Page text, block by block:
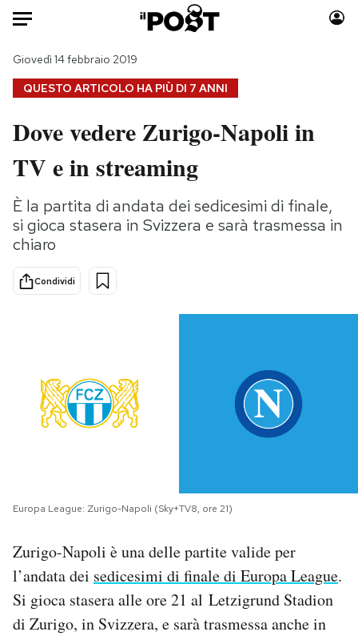
HOME
Italia
Politica
Tecnologia
Internet
Scienza
Cultura
Economia
Moda
Storie/Idee
Ok Boomer!
PODCAST
SHOP
CALENDARIO
QUESTO ARTICOLO HA PIÙ DI 7 ANNI
Giovedì 14 febbraio 2019
Dove vedere Zurigo-Napoli in
TV e in streaming
È la partita di andata dei sedicesimi di finale,
si gioca stasera in Svizzera e sarà trasmessa in
chiaro
Condividi
Europa League: Zurigo-Napoli (Sky+TV8, ore 21)
Zurigo-Napoli è una delle partite valide per
l’andata dei sedicesimi di finale di Europa League.
Si gioca stasera alle ore 21 al Letzigrund Stadion
di Zurigo, in Svizzera, e sarà trasmessa anche in